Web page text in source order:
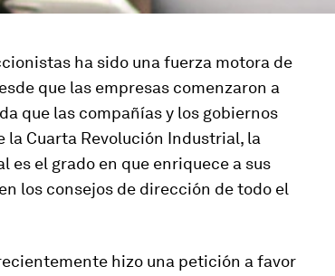
ha sido una fuerza motora de
que las empresas comenzaron a
que las compañías y los gobiernos
la Cuarta Revolución Industrial, la
es el grado en que enriquece a sus
los consejos de dirección de todo el
hizo una petición a favor